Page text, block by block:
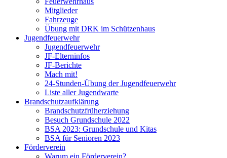
Mitglieder
Fahrzeuge
Übung mit DRK im Schützenhaus
Jugendfeuerwehr
Jugendfeuerwehr
JF-Elterninfos
JF-Berichte
Mach mit!
24-Stunden-Übung der Jugendfeuerwehr
Liste aller Jugendwarte
Brandschutzaufklärung
Brandschutzfrüherziehung
Besuch Grundschule 2022
BSA 2023: Grundschule und Kitas
BSA für Senioren 2023
Förderverein
Warum ein Förderverein?